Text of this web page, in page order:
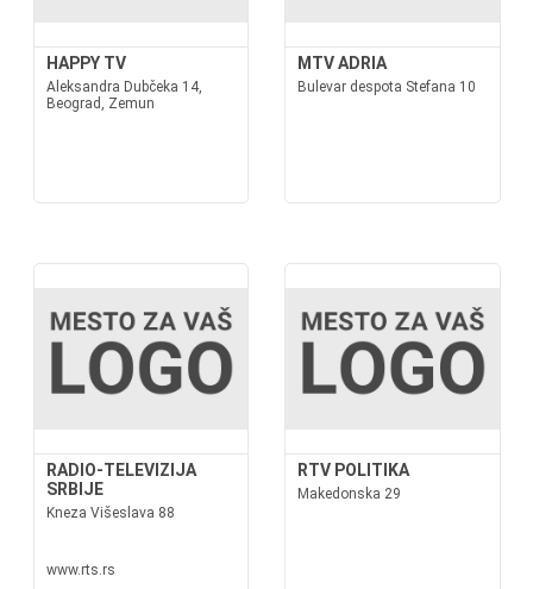
HAPPY TV
Aleksandra Dubčeka 14,
Beograd, Zemun
MTV ADRIA
Bulevar despota Stefana 10
RADIO-TELEVIZIJA
SRBIJE
Kneza Višeslava 88
www.rts.rs
RTV POLITIKA
Makedonska 29